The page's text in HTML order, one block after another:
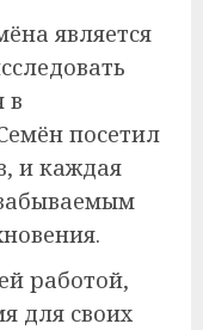
является
в
посетил
и каждая
работой,
для своих